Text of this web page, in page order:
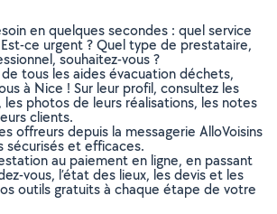
en quelques secondes : quel service
ce urgent ? Quel type de prestataire,
souhaitez-vous ?
tous les aides évacuation déchets,
à Nice ! Sur leur profil, consultez les
photos de leurs réalisations, les notes
clients.
offreurs depuis la messagerie AlloVoisins
sécurisés et efficaces.
au paiement en ligne, en passant
vous, l’état des lieux, les devis et les
outils gratuits à chaque étape de votre